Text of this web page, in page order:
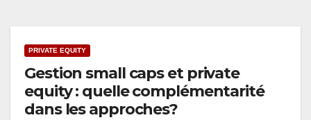
PRIVATE EQUITY
Gestion small caps et private
equity : quelle complémentarité
dans les approches?